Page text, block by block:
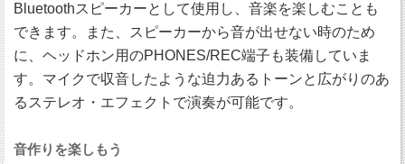
Bluetoothスピーカーとして使用し、音楽を楽しむことも
できます。また、スピーカーから音が出せない時のため
に、ヘッドホン用のPHONES/REC端子も装備していま
す。マイクで収音したような迫力あるトーンと広がりのあ
るステレオ・エフェクトで演奏が可能です。
音作りを楽しもう